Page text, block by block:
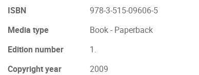
ISBN
978-3-515-09606-5
Media type
Book - Paperback
Edition number
1.
Copyright year
2009